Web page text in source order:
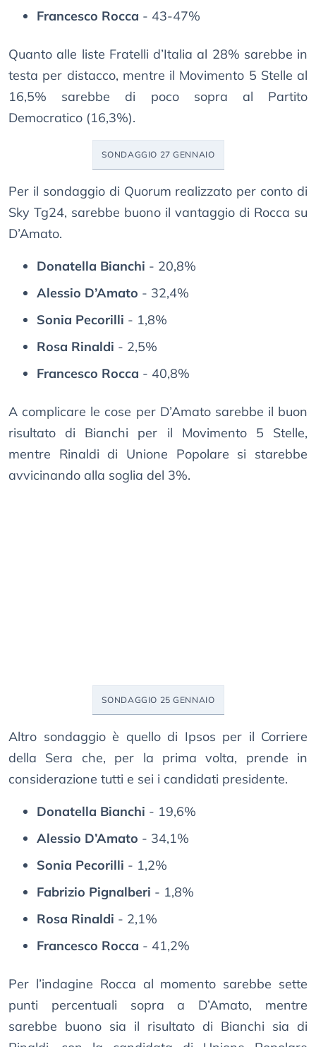
Francesco Rocca - 43-47%
Quanto alle liste Fratelli d’Italia al 28% sarebbe in
testa per distacco, mentre il Movimento 5 Stelle al
16,5% sarebbe di poco sopra al Partito
Democratico (16,3%).
SONDAGGIO 27 GENNAIO
Per il sondaggio di Quorum realizzato per conto di
Sky Tg24, sarebbe buono il vantaggio di Rocca su
D’Amato.
Donatella Bianchi - 20,8%
Alessio D’Amato - 32,4%
Sonia Pecorilli - 1,8%
Rosa Rinaldi - 2,5%
Francesco Rocca - 40,8%
A complicare le cose per D’Amato sarebbe il buon
risultato di Bianchi per il Movimento 5 Stelle,
mentre Rinaldi di Unione Popolare si starebbe
avvicinando alla soglia del 3%.
SONDAGGIO 25 GENNAIO
Altro sondaggio è quello di Ipsos per il Corriere
della Sera che, per la prima volta, prende in
considerazione tutti e sei i candidati presidente.
Donatella Bianchi - 19,6%
Alessio D’Amato - 34,1%
Sonia Pecorilli - 1,2%
Fabrizio Pignalberi - 1,8%
Rosa Rinaldi - 2,1%
Francesco Rocca - 41,2%
Per l’indagine Rocca al momento sarebbe sette
punti percentuali sopra a D’Amato, mentre
sarebbe buono sia il risultato di Bianchi sia di